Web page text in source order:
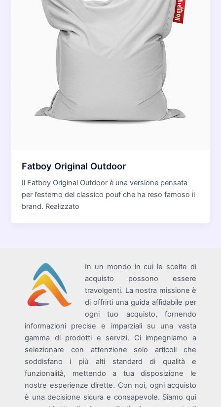
Fatboy Original Outdoor
Il Fatboy Original Outdoor è una versione pensata
per l’esterno del classico pouf che ha reso famoso il
brand. Realizzato
In un mondo in cui le scelte di
acquisto possono essere
travolgenti. La nostra missione è
di offrirti una guida affidabile per
ogni tuo acquisto, fornendo
informazioni precise e imparziali su una vasta
gamma di prodotti e servizi. Ci impegniamo a
selezionare con attenzione solo articoli che
soddisfano i più alti standard di qualità e
funzionalità, mettendo a tua disposizione le
nostre esperienze dirette. Con noi, ogni acquisto
è una decisione sicura e consapevole. Siamo qui